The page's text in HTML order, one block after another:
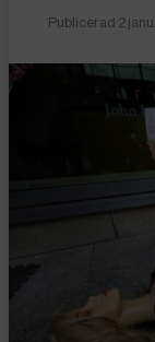
Publicerad 2